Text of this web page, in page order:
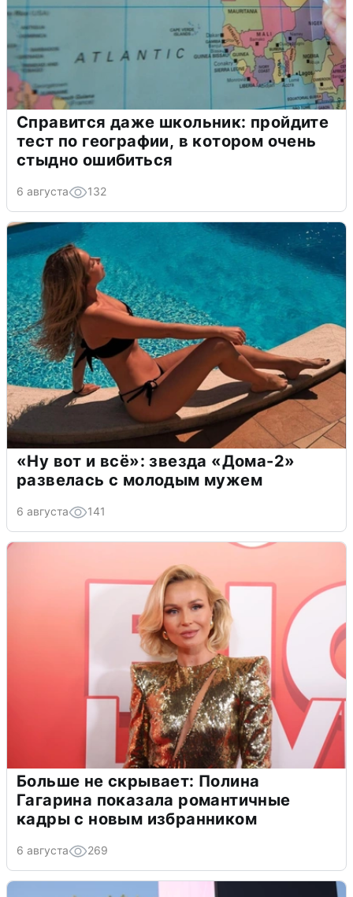
Справится даже школьник: пройдите
тест по географии, в котором очень
стыдно ошибиться
6 августа 132
«Ну вот и всё»: звезда «Дома-2»
развелась с молодым мужем
6 августа 141
Больше не скрывает: Полина
Гагарина показала романтичные
кадры с новым избранником
6 августа 269